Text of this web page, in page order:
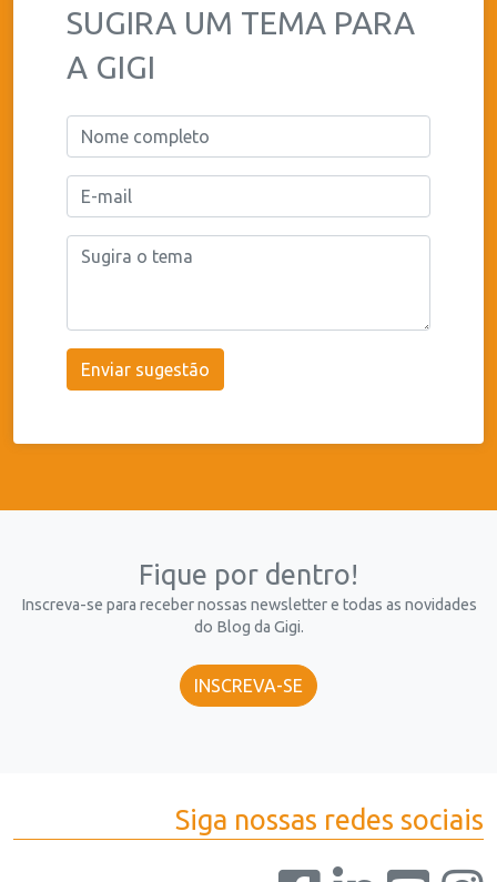
SUGIRA UM TEMA PARA
A GIGI
Enviar sugestão
Fique por dentro!
Inscreva-se para receber nossas newsletter e todas as novidades
do Blog da Gigi.
INSCREVA-SE
Siga nossas redes sociais